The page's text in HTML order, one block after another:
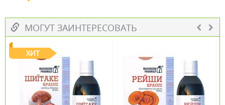
МОГУТ ЗАИНТЕРЕСОВАТЬ
ХИТ